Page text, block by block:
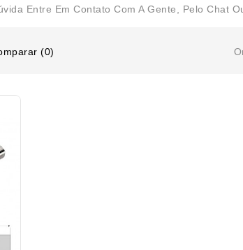
Entre Em Contato Com A Gente, Pelo Chat
(0)